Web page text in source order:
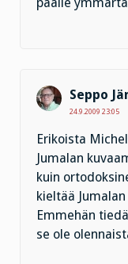
Seppo
24.9.2009 23:05
Erikoista
Jumalan
kuin
kieltää
Emmehän
se ole